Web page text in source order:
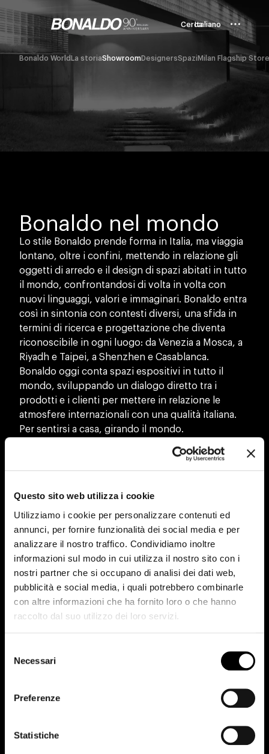
Questo sito web utilizza i cookie
Utilizziamo i cookie per personalizzare contenuti ed
annunci, per fornire funzionalità dei social media e per
analizzare il nostro traffico. Condividiamo inoltre
informazioni sul modo in cui utilizza il nostro sito con i
nostri partner che si occupano di analisi dei dati web,
pubblicità e social media, i quali potrebbero combinarle
con altre informazioni che ha fornito loro o che hanno
raccolto dal suo utilizzo dei loro servizi.
delNecessari
Preferenze
Statistiche
CercaItaliano
Bonaldo nel mondo
Lo stile Bonaldo prende forma in Italia, ma viaggia
lontano, oltre i confini, mettendo in relazione gli
oggetti di arredo e il design di spazi abitati in tutto
il mondo, confrontandosi di volta in volta con
nuovi linguaggi, valori e immaginari. Bonaldo entra
così in sintonia con contesti diversi, una sfida in
termini di ricerca e progettazione che diventa
riconoscibile in ogni luogo: da Venezia a Mosca, a
Riyadh e Taipei, a Shenzhen e Casablanca.
Bonaldo oggi conta spazi espositivi in tutto il
mondo, sviluppando un dialogo diretto tra i
prodotti e i clienti per mettere in relazione le
atmosfere internazionali con una qualità italiana.
Per sentirsi a casa, girando il mondo.
APPUNTAMENTO DA PRENDERE CON I PUNTI
VENDITA BONALDO
Bonaldo WorldLa storiaShowroomDesignersSpaziMilan Flagship Store
Dallo showroom di Padova...